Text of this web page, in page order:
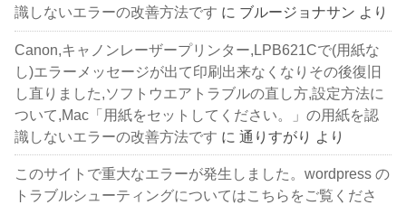
識しないエラーの改善方法です に ブルージョナサン より
Canon,キャノンレーザープリンター,LPB621Cで(用紙な
し)エラーメッセージが出て印刷出来なくなりその後復旧
し直りました,ソフトウエアトラブルの直し方,設定方法に
ついて,Mac「用紙をセットしてください。」の用紙を認
識しないエラーの改善方法です に通りすがり より
このサイトで重大なエラーが発生しました。wordpress の
トラブルシューティングについてはこちらをご覧くださ